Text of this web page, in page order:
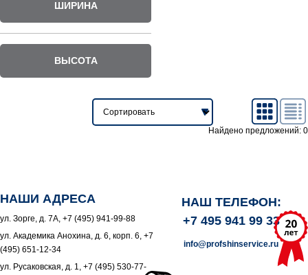
ШИРИНА
ВЫСОТА
Найдено предложений: 0
НАШИ АДРЕСА
ул. Зорге, д. 7А, +7 (495) 941-99-88
ул. Академика Анохина, д. 6, корп. 6, +7
(495) 651-12-34
ул. Русаковская, д. 1, +7 (495) 530-77-
НАШ ТЕЛЕФОН:
+7 495 941 99 33
info@profshinservice.ru